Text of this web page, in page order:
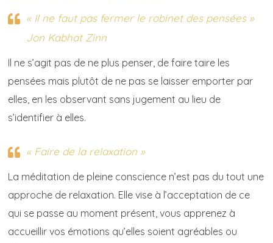
« Il ne faut pas fermer le robinet des pensées »
Jon Kabhat Zinn
Il ne s’agit pas de ne plus penser, de faire taire les
pensées mais plutôt de ne pas se laisser emporter par
elles, en les observant sans jugement au lieu de
s’identifier à elles.
« Faire de la relaxation »
La méditation de pleine conscience n’est pas du tout une
approche de relaxation. Elle vise à l’acceptation de ce
qui se passe au moment présent, vous apprenez à
accueillir vos émotions qu’elles soient agréables ou